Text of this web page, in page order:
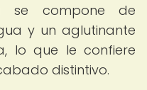
se compone de
y un aglutinante
lo que le confiere
distintivo.